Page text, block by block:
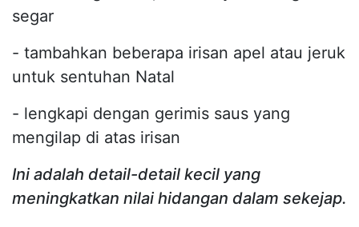
segar
- tambahkan beberapa irisan apel atau jeruk
untuk sentuhan Natal
- lengkapi dengan gerimis saus yang
mengilap di atas irisan
Ini adalah detail-detail kecil yang
meningkatkan nilai hidangan dalam sekejap.